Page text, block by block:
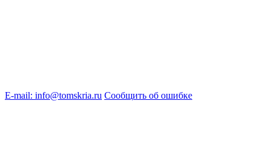
E-mail: info@tomskria.ru Сообщить об ошибке